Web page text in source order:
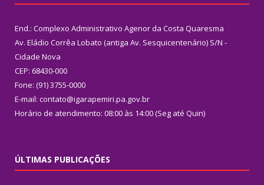
End.: Complexo Administrativo Agenor da Costa Quaresma
Av. Eládio Corrêa Lobato (antiga Av. Sesquicentenário) S/N -
Cidade Nova
CEP: 68430-000
Fone: (91) 3755-0000
E-mail: contato@igarapemiri.pa.gov.br
Horário de atendimento: 08:00 às 14:00 (Seg até Quin)
ÚLTIMAS PUBLICAÇÕES